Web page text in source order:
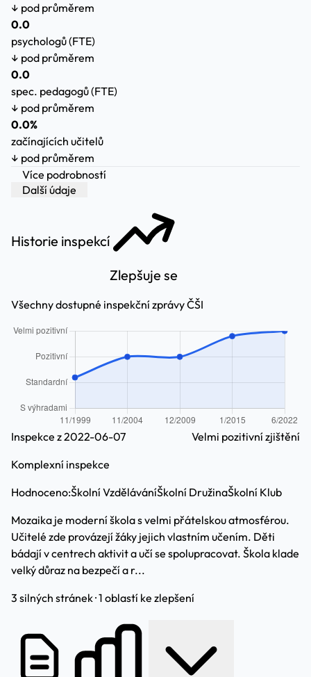
↓ pod průměrem
0.0
psychologů (FTE)
↓ pod průměrem
0.0
spec. pedagogů (FTE)
↓ pod průměrem
0.0%
začínajících učitelů
↓ pod průměrem
Více podrobností
Další údaje
Historie inspekcí
Zlepšuje se
Všechny dostupné inspekční zprávy ČŠI
Inspekce z 2022-06-07
Komplexní inspekce
Velmi pozitivní zjištění
Hodnoceno:Školní VzděláváníŠkolní DružinaŠkolní Klub
Mozaika je moderní škola s velmi přátelskou atmosférou.
Učitelé zde provázejí žáky jejich vlastním učením. Děti
bádají v centrech aktivit a učí se spolupracovat. Škola klade
velký důraz na bezpečí a r...
3 silných stránek · 1 oblastí ke zlepšení